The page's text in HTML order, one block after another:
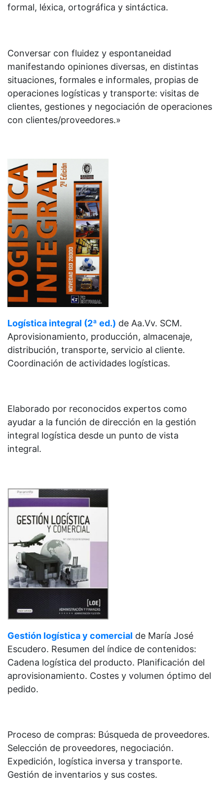
formal, léxica, ortográfica y sintáctica.
Conversar con fluidez y espontaneidad
manifestando opiniones diversas, en distintas
situaciones, formales e informales, propias de
operaciones logísticas y transporte: visitas de
clientes, gestiones y negociación de operaciones
con clientes/proveedores.»
Logística integral (2ª ed.) de Aa.Vv. SCM.
Aprovisionamiento, producción, almacenaje,
distribución, transporte, servicio al cliente.
Coordinación de actividades logísticas.
Elaborado por reconocidos expertos como
ayudar a la función de dirección en la gestión
integral logística desde un punto de vista
integral.
Gestión logística y comercial de María José
Escudero. Resumen del índice de contenidos:
Cadena logística del producto. Planificación del
aprovisionamiento. Costes y volumen óptimo del
pedido.
Proceso de compras: Búsqueda de proveedores.
Selección de proveedores, negociación.
Expedición, logística inversa y transporte.
Gestión de inventarios y sus costes.